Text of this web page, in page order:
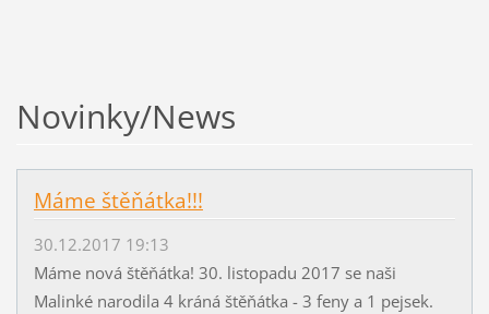
Novinky/News
Máme štěňátka!!!
30.12.2017 19:13
Máme nová štěňátka! 30. listopadu 2017 se naši
Malinké narodila 4 kráná štěňátka - 3 feny a 1 pejsek.